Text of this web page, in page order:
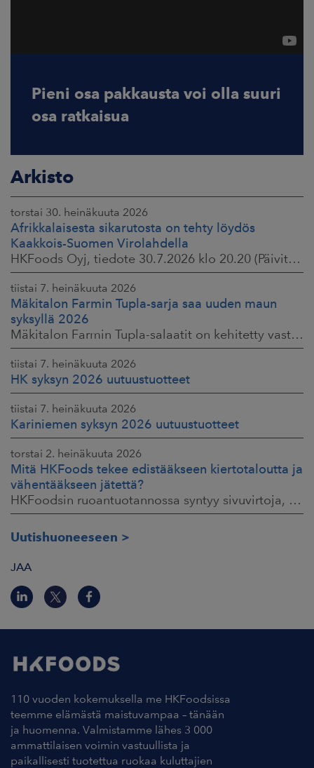
Pieni osa pakkausta voi olla suuri
osa ratkaisua
Arkisto
torstai 30. heinäkuuta 2026
Afrikkalaisesta sikarutosta on tehty löydös
Kaakkois-Suomen Virolahdella
HKFoods Oyj, tiedote 30.7.2026 klo 20.20 (Päivitetty 3.8.2026 )
tiistai 7. heinäkuuta 2026
Mäkitalon Farmin Tupla-sarja saa uuden maun
syksyllä 2026
Mäkitalon Farmin Tupla-salaatit on kehitetty vastaamaan kuluttajien toiveisiin ruokaisista, proteiinipitoisista ja helposti mukaan otettavista aterioista.
tiistai 7. heinäkuuta 2026
HK syksyn 2026 uutuustuotteet
tiistai 7. heinäkuuta 2026
Kariniemen syksyn 2026 uutuustuotteet
torstai 2. heinäkuuta 2026
Mitä HKFoods tekee edistääkseen kiertotaloutta ja
vähentääkseen jätettä?
HKFoodsin ruoantuotannossa syntyy sivuvirtoja, jotka sisältävät arvokkaita ainesosia. Niistä osa ohjataan jo muille teollisuuden aloille hyötykäyttöön
Uutishuoneeseen
JAA
110 vuoden kokemuksella me HKFoodsissa
teemme elämästä maistuvampaa – tänään
ja huomenna. Valmistamme lähes 3 000
ammattilaisen voimin vastuullista ja
paikallisesti tuotettua ruokaa kuluttajien